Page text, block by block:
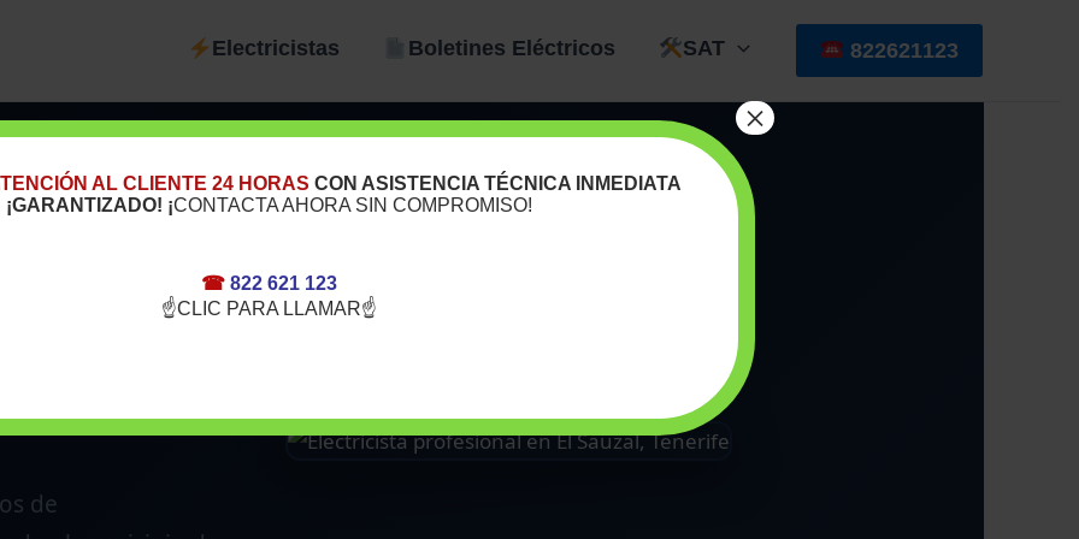
Electricistas Boletines Eléctricos SAT 822621123
El
de
AL CLIENTE 24 HORAS CON ASISTENCIA TÉCNICA INMEDIATA
¡GARANTIZADO! ¡CONTACTA AHORA SIN COMPROMISO!
☎ 822 621 123
☝CLIC PARA LLAMAR☝
×